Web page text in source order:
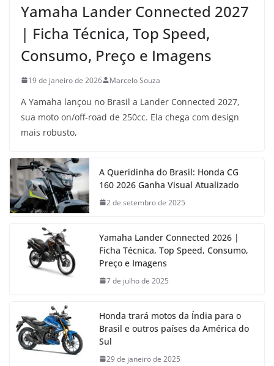
Yamaha Lander Connected 2027
| Ficha Técnica, Top Speed,
Consumo, Preço e Imagens
19 de janeiro de 2026 Marcelo Souza
A Yamaha lançou no Brasil a Lander Connected 2027,
sua moto on/off-road de 250cc. Ela chega com design
mais robusto,
A Queridinha do Brasil: Honda CG
160 2026 Ganha Visual Atualizado
2 de setembro de 2025
Yamaha Lander Connected 2026 |
Ficha Técnica, Top Speed, Consumo,
Preço e Imagens
7 de julho de 2025
Honda trará motos da Índia para o
Brasil e outros países da América do
Sul
29 de janeiro de 2025